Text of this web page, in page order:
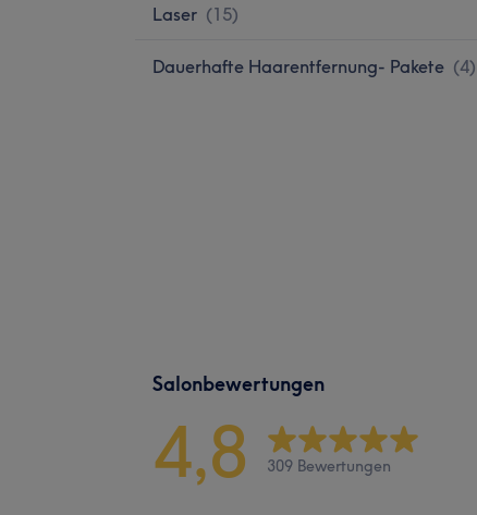
Laser (15)
Dauerhafte Haarentfernung- Pakete (4)
Salonbewertungen
4,8 309 Bewertungen